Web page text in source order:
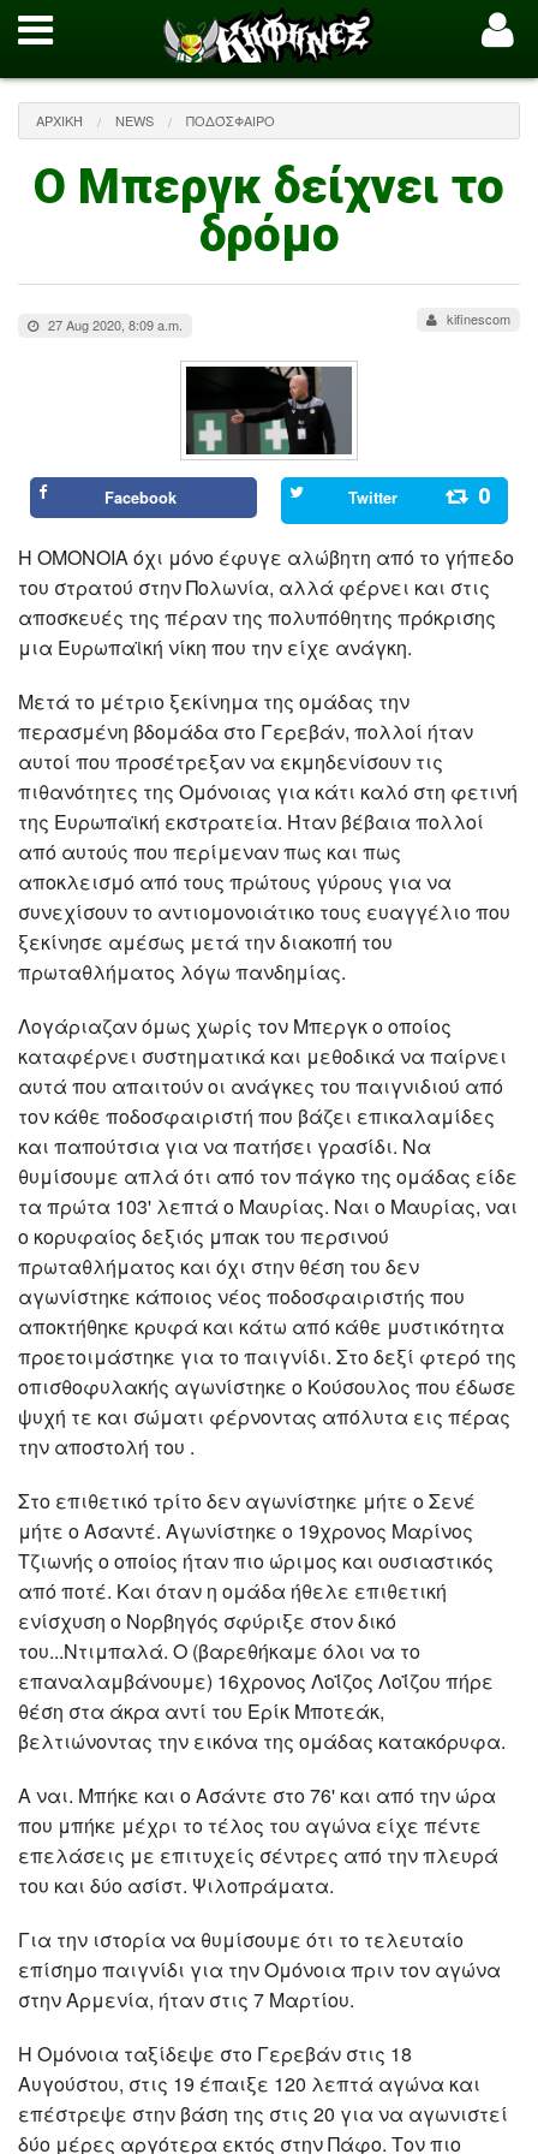
ΑΡΧΙΚΉ NEWS ΠΟΔΌΣΦΑΙΡΟ
Ο Μπεργκ δείχνει το
δρόμο
27 Aug 2020, 8:09 a.m. kifinescom
Facebook Twitter 0
Η ΟΜΟΝΟΙΑ όχι μόνο έφυγε αλώβητη από το γήπεδο
του στρατού στην Πολωνία, αλλά φέρνει και στις
αποσκευές της πέραν της πολυπόθητης πρόκρισης
μια Ευρωπαϊκή νίκη που την είχε ανάγκη.
Μετά το μέτριο ξεκίνημα της ομάδας την
περασμένη βδομάδα στο Γερεβάν, πολλοί ήταν
αυτοί που προσέτρεξαν να εκμηδενίσουν τις
πιθανότητες της Ομόνοιας για κάτι καλό στη φετινή
της Ευρωπαϊκή εκστρατεία. Ήταν βέβαια πολλοί
από αυτούς που περίμεναν πως και πως
αποκλεισμό από τους πρώτους γύρους για να
συνεχίσουν το αντιομονοιάτικο τους ευαγγέλιο που
ξεκίνησε αμέσως μετά την διακοπή του
πρωταθλήματος λόγω πανδημίας.
Λογάριαζαν όμως χωρίς τον Μπεργκ ο οποίος
καταφέρνει συστηματικά και μεθοδικά να παίρνει
αυτά που απαιτούν οι ανάγκες του παιγνιδιού από
τον κάθε ποδοσφαιριστή που βάζει επικαλαμίδες
και παπούτσια για να πατήσει γρασίδι. Να
θυμίσουμε απλά ότι από τον πάγκο της ομάδας είδε
τα πρώτα 103' λεπτά ο Μαυρίας. Ναι ο Μαυρίας, ναι
ο κορυφαίος δεξιός μπακ του περσινού
πρωταθλήματος και όχι στην θέση του δεν
αγωνίστηκε κάποιος νέος ποδοσφαιριστής που
αποκτήθηκε κρυφά και κάτω από κάθε μυστικότητα
προετοιμάστηκε για το παιγνίδι. Στο δεξί φτερό της
οπισθοφυλακής αγωνίστηκε ο Κούσουλος που έδωσε
ψυχή τε και σώματι φέρνοντας απόλυτα εις πέρας
την αποστολή του .
Στο επιθετικό τρίτο δεν αγωνίστηκε μήτε ο Σενέ
μήτε ο Ασαντέ. Αγωνίστηκε ο 19χρονος Μαρίνος
Τζιωνής ο οποίος ήταν πιο ώριμος και ουσιαστικός
από ποτέ. Και όταν η ομάδα ήθελε επιθετική
ενίσχυση ο Νορβηγός σφύριξε στον δικό
του...Ντιμπαλά. Ο (βαρεθήκαμε όλοι να το
επαναλαμβάνουμε) 16χρονος Λοΐζος Λοΐζου πήρε
θέση στα άκρα αντί του Ερίκ Μποτεάκ,
βελτιώνοντας την εικόνα της ομάδας κατακόρυφα.
Α ναι. Μπήκε και ο Ασάντε στο 76' και από την ώρα
που μπήκε μέχρι το τέλος του αγώνα είχε πέντε
επελάσεις με επιτυχείς σέντρες από την πλευρά
του και δύο ασίστ. Ψιλοπράματα.
Για την ιστορία να θυμίσουμε ότι το τελευταίο
επίσημο παιγνίδι για την Ομόνοια πριν τον αγώνα
στην Αρμενία, ήταν στις 7 Μαρτίου.
Η Ομόνοια ταξίδεψε στο Γερεβάν στις 18
Αυγούστου, στις 19 έπαιξε 120 λεπτά αγώνα και
επέστρεψε στην βάση της στις 20 για να αγωνιστεί
δύο μέρες αργότερα εκτός στην Πάφο. Τον πιο